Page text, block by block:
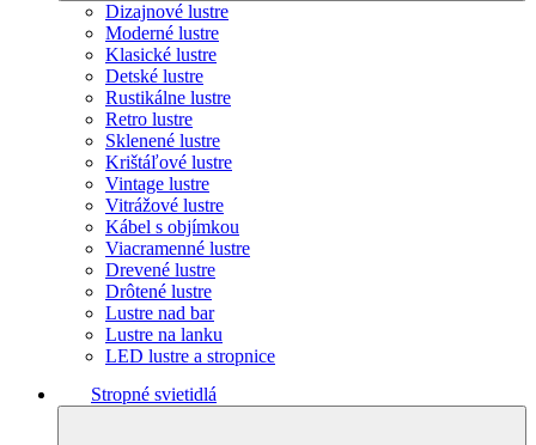
Dizajnové lustre
Moderné lustre
Klasické lustre
Detské lustre
Rustikálne lustre
Retro lustre
Sklenené lustre
Krištáľové lustre
Vintage lustre
Vitrážové lustre
Kábel s objímkou
Viacramenné lustre
Drevené lustre
Drôtené lustre
Lustre nad bar
Lustre na lanku
LED lustre a stropnice
Stropné svietidlá